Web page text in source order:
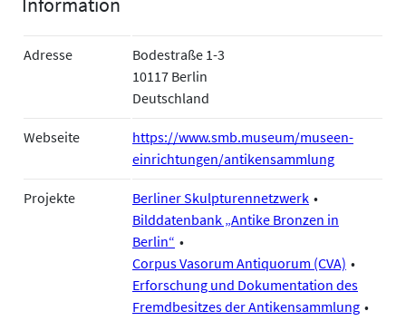
Information
Adresse
Bodestraße 1-3
10117 Berlin
Deutschland
Webseite
https://www.smb.museum/museen-
einrichtungen/antikensammlung
Projekte
Berliner Skulpturennetzwerk
Bilddatenbank „Antike Bronzen in
Berlin“
Corpus Vasorum Antiquorum (CVA)
Erforschung und Dokumentation des
Fremdbesitzes der Antikensammlung